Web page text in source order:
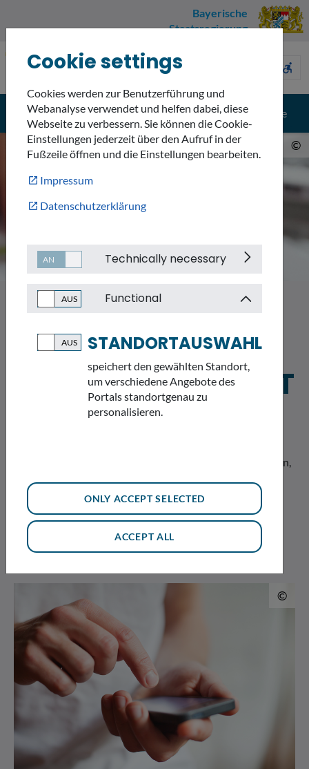
Bayerische
Staatsregierung
Umweltnavigator
accessible_forward
Menü search Suche
©
Themen Informationssysteme und Daten
INFORMATIONSSYST
EME UND DATEN
Wollen wir den Zustand unserer Umwelt im Blick behalten,
Messwerte aus den verschiedenen Themenbereichen des
Umweltschutz ergeben einen Überblick über die
Umweltsituation in Bayern.
©
Cookie settings
Cookies werden zur Benutzerführung und
Webanalyse verwendet und helfen dabei, diese
Webseite zu verbessern. Sie können die Cookie-
Einstellungen jederzeit über den Aufruf in der
Fußzeile öffnen und die Einstellungen bearbeiten.
Impressum
Datenschutzerklärung
Technically necessary
Functional
STANDORTAUSWAHL
speichert den gewählten Standort,
um verschiedene Angebote des
Portals standortgenau zu
personalisieren.
ONLY ACCEPT SELECTED
ACCEPT ALL